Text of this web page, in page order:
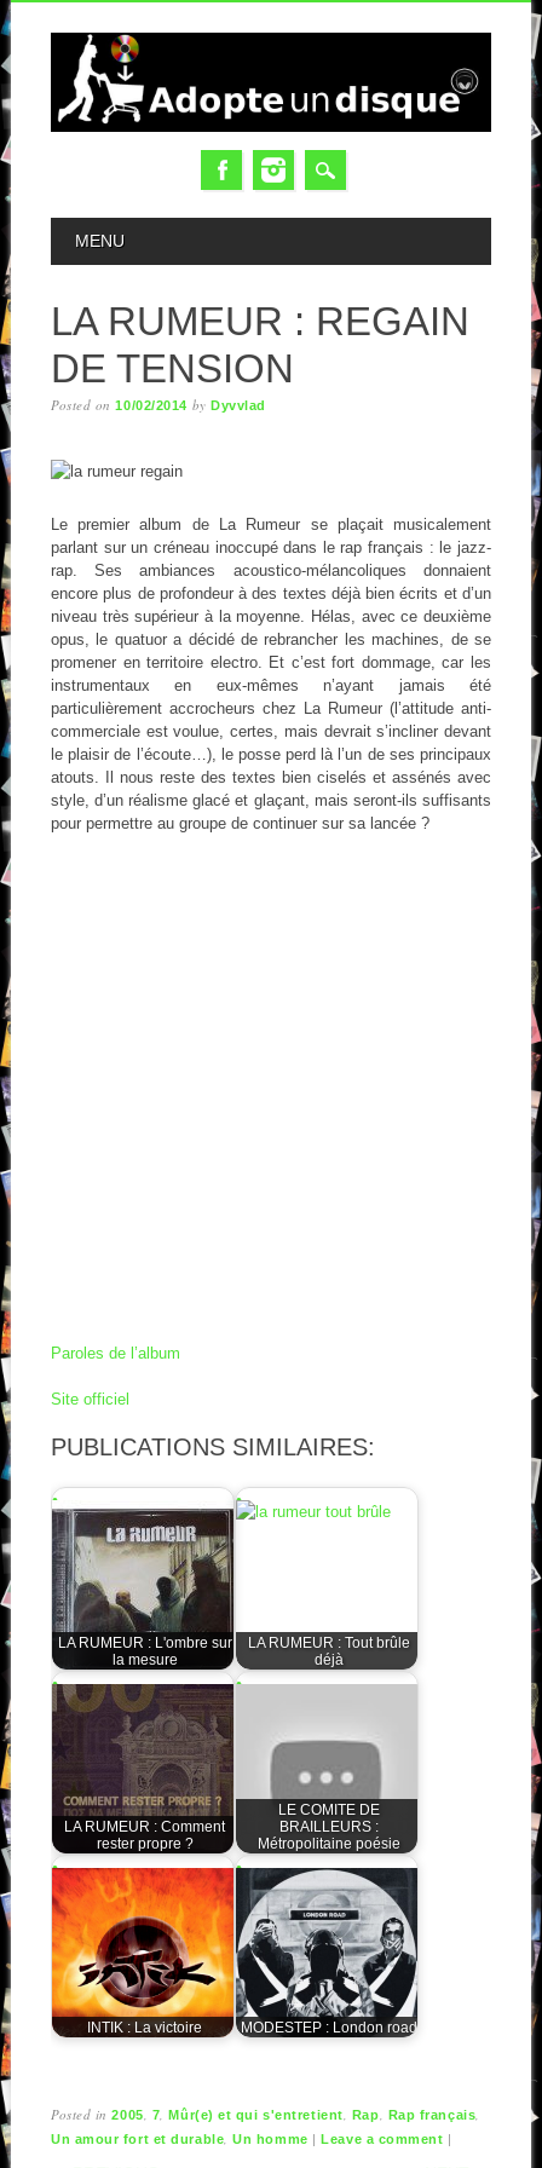
MAIN MENU
MENU
LA RUMEUR : REGAIN
DE TENSION
Posted on10/02/2014 byDyvvlad
Le premier album de La Rumeur se plaçait musicalement
parlant sur un créneau inoccupé dans le rap français : le jazz-
rap. Ses ambiances acoustico-mélancoliques donnaient
encore plus de profondeur à des textes déjà bien écrits et d’un
niveau très supérieur à la moyenne. Hélas, avec ce deuxième
opus, le quatuor a décidé de rebrancher les machines, de se
promener en territoire electro. Et c’est fort dommage, car les
instrumentaux en eux-mêmes n’ayant jamais été
particulièrement accrocheurs chez La Rumeur (l’attitude anti-
commerciale est voulue, certes, mais devrait s’incliner devant
le plaisir de l’écoute…), le posse perd là l’un de ses principaux
atouts. Il nous reste des textes bien ciselés et assénés avec
style, d’un réalisme glacé et glaçant, mais seront-ils suffisants
pour permettre au groupe de continuer sur sa lancée ?
Paroles de l’album
Site officiel
PUBLICATIONS SIMILAIRES:
LA RUMEUR : L'ombre sur
la mesure
LA RUMEUR : Tout brûle
déjà
LA RUMEUR : Comment
rester propre ?
LE COMITE DE
BRAILLEURS :
Métropolitaine poésie
INTIK : La victoire MODESTEP : London road
Posted in2005 7 ,Mûr(e) et qui s'entretient Rap Rap français
Un amour fort et durable ,Un homme |Leave a comment |